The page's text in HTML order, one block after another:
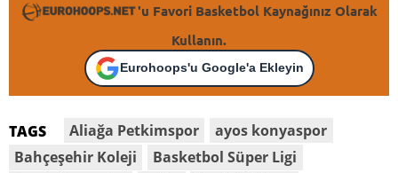
'u Favori Basketbol Kaynağınız Olarak
Kullanın.
Eurohoops'u Google'a Ekleyin
TAGS Aliağa Petkimspor
ayos konyaspor
Bahçeşehir Koleji
Basketbol Süper Ligi